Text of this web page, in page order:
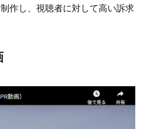
作し、視聴者に対して高い訴求